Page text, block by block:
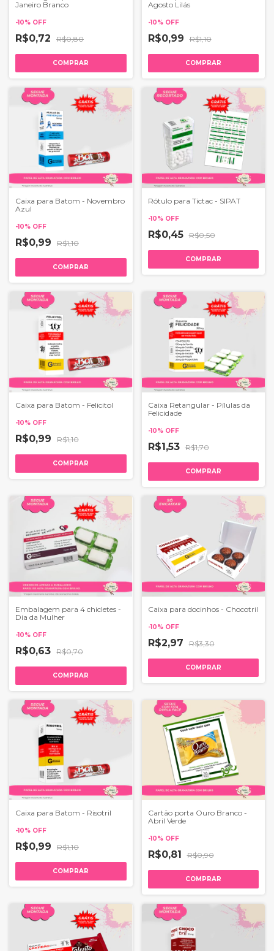
Janeiro Branco
-10% OFF
R$0,72 R$0,80
COMPRAR
Agosto Lilás
-10% OFF
R$0,99 R$1,10
COMPRAR
Caixa para Batom - Novembro
Azul
-10% OFF
R$0,99 R$1,10
COMPRAR
Rótulo para Tictac - SIPAT
-10% OFF
R$0,45 R$0,50
COMPRAR
Caixa para Batom - Felicitol
-10% OFF
R$0,99 R$1,10
COMPRAR
Caixa Retangular - Pílulas da
Felicidade
-10% OFF
R$1,53 R$1,70
COMPRAR
Embalagem para 4 chicletes -
Dia da Mulher
-10% OFF
R$0,63 R$0,70
COMPRAR
Caixa para docinhos - Chocotril
-10% OFF
R$2,97 R$3,30
COMPRAR
Caixa para Batom - Risotril
-10% OFF
R$0,99 R$1,10
COMPRAR
Cartão porta Ouro Branco -
Abril Verde
-10% OFF
R$0,81 R$0,90
COMPRAR